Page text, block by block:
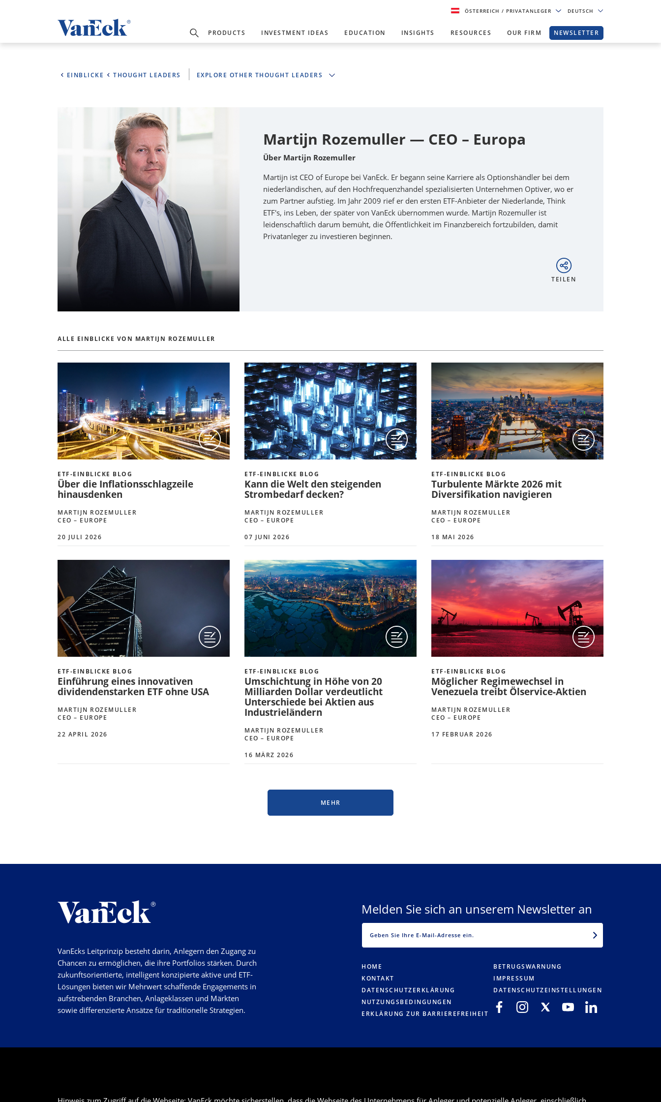
ÖSTERREICH/ PRIVATANLEGER DEUTSCH
PRODUCTS INVESTMENT IDEAS EDUCATION INSIGHTS RESOURCES OUR FIRM NEWSLETTER
EINBLICKE THOUGHT LEADERS EXPLORE OTHER THOUGHT LEADERS
Martijn Rozemuller — CEO – Europa
Über Martijn Rozemuller
Martijn ist CEO of Europe bei VanEck. Er begann seine Karriere als Optionshändler bei dem
niederländischen, auf den Hochfrequenzhandel spezialisierten Unternehmen Optiver, wo er
zum Partner aufstieg. Im Jahr 2009 rief er den ersten ETF-Anbieter der Niederlande, Think
ETF's, ins Leben, der später von VanEck übernommen wurde. Martijn Rozemuller ist
leidenschaftlich darum bemüht, die Öffentlichkeit im Finanzbereich fortzubilden, damit
Privatanleger zu investieren beginnen.
TEILEN
ALLE EINBLICKE VON MARTIJN ROZEMULLER
ETF-EINBLICKE BLOG
Über die Inflationsschlagzeile
hinausdenken
MARTIJN ROZEMULLER
CEO – EUROPE
20 JULI 2026
ETF-EINBLICKE BLOG
Kann die Welt den steigenden
Strombedarf decken?
MARTIJN ROZEMULLER
CEO – EUROPE
07 JUNI 2026
ETF-EINBLICKE BLOG
Turbulente Märkte 2026 mit
Diversifikation navigieren
MARTIJN ROZEMULLER
CEO – EUROPE
18 MAI 2026
ETF-EINBLICKE BLOG
Einführung eines innovativen
dividendenstarken ETF ohne USA
MARTIJN ROZEMULLER
CEO – EUROPE
22 APRIL 2026
ETF-EINBLICKE BLOG
Umschichtung in Höhe von 20
Milliarden Dollar verdeutlicht
Unterschiede bei Aktien aus
Industrieländern
MARTIJN ROZEMULLER
CEO – EUROPE
16 MÄRZ 2026
ETF-EINBLICKE BLOG
Möglicher Regimewechsel in
Venezuela treibt Ölservice-Aktien
MARTIJN ROZEMULLER
CEO – EUROPE
17 FEBRUAR 2026
MEHR
VanEcks Leitprinzip besteht darin, Anlegern den Zugang zu
Chancen zu ermöglichen, die ihre Portfolios stärken. Durch
zukunftsorientierte, intelligent konzipierte aktive und ETF-
Lösungen bieten wir Mehrwert schaffende Engagements in
aufstrebenden Branchen, Anlageklassen und Märkten
sowie differenzierte Ansätze für traditionelle Strategien.
Melden Sie sich an unserem Newsletter an
HOME
KONTAKT
DATENSCHUTZERKLÄRUNG
NUTZUNGSBEDINGUNGEN
ERKLÄRUNG ZUR BARRIEREFREIHEIT
BETRUGSWARNUNG
IMPRESSUM
DATENSCHUTZEINSTELLUNGEN